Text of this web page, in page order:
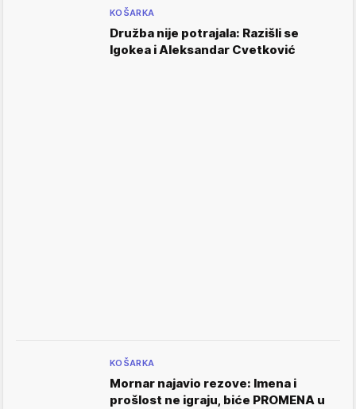
KOŠARKA
Družba nije potrajala: Razišli se
Igokea i Aleksandar Cvetković
KOŠARKA
Mornar najavio rezove: Imena i
prošlost ne igraju, biće PROMENA u